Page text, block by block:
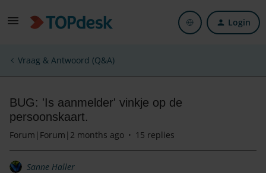
Login
Vraag & Antwoord (Q&A)
BUG: 'Is aanmelder' vinkje op de
persoonskaart.
Forum|Forum|2 months ago 15 replies
Sanne Haller